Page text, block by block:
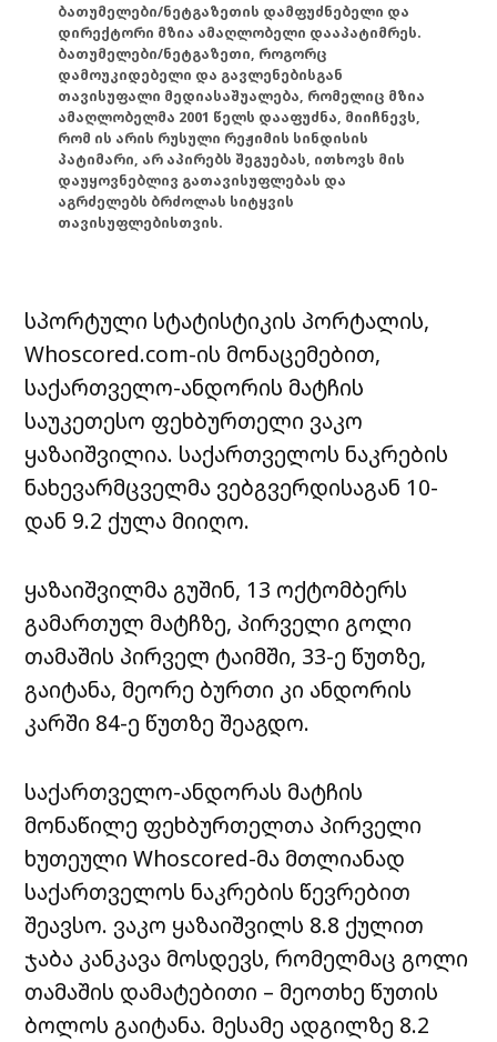
ბათუმელები/ნეტგაზეთის დამფუძნებელი და
დირექტორი მზია ამაღლობელი დააპატიმრეს.
ბათუმელები/ნეტგაზეთი, როგორც
დამოუკიდებელი და გავლენებისგან
თავისუფალი მედიასაშუალება, რომელიც მზია
ამაღლობელმა 2001 წელს დააფუძნა, მიიჩნევს,
რომ ის არის რუსული რეჟიმის სინდისის
პატიმარი, არ აპირებს შეგუებას, ითხოვს მის
დაუყოვნებლივ გათავისუფლებას და
აგრძელებს ბრძოლას სიტყვის
თავისუფლებისთვის.
სპორტული სტატისტიკის პორტალის,
Whoscored.com-ის მონაცემებით,
საქართველო-ანდორის მატჩის
საუკეთესო ფეხბურთელი ვაკო
ყაზაიშვილია. საქართველოს ნაკრების
ნახევარმცველმა ვებგვერდისაგან 10-
დან 9.2 ქულა მიიღო.
ყაზაიშვილმა გუშინ, 13 ოქტომბერს
გამართულ მატჩზე, პირველი გოლი
თამაშის პირველ ტაიმში, 33-ე წუთზე,
გაიტანა, მეორე ბურთი კი ანდორის
კარში 84-ე წუთზე შეაგდო.
საქართველო-ანდორას მატჩის
მონაწილე ფეხბურთელთა პირველი
ხუთეული Whoscored-მა მთლიანად
საქართველოს ნაკრების წევრებით
შეავსო. ვაკო ყაზაიშვილს 8.8 ქულით
ჯაბა კანკავა მოსდევს, რომელმაც გოლი
თამაშის დამატებითი – მეოთხე წუთის
ბოლოს გაიტანა. მესამე ადგილზე 8.2